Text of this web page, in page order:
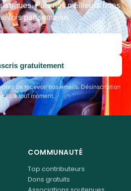
Puis nos meilleurs bons
fois par semaine.
gratuitement
de recevoir nos emails. Désinscription
clic à tout moment.
COMMUNAUTÉ
Top contributeurs
Dons gratuits